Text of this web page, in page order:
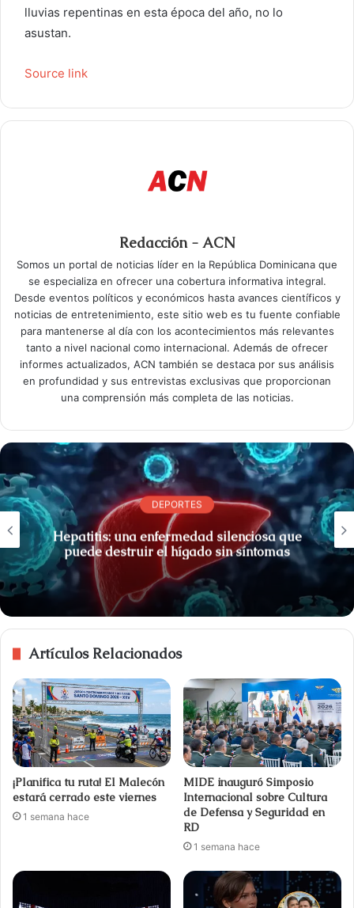
lluvias repentinas en esta época del año, no lo
asustan.
Source link
Redacción - ACN
Somos un portal de noticias líder en la República Dominicana que
se especializa en ofrecer una cobertura informativa integral.
Desde eventos políticos y económicos hasta avances científicos y
noticias de entretenimiento, este sitio web es tu fuente confiable
para mantenerse al día con los acontecimientos más relevantes
tanto a nivel nacional como internacional. Además de ofrecer
informes actualizados, ACN también se destaca por sus análisis
en profundidad y sus entrevistas exclusivas que proporcionan
una comprensión más completa de las noticias.
DEPORTES
Hepatitis: una enfermedad silenciosa que
puede destruir el hígado sin síntomas
Artículos Relacionados
¡Planifica tu ruta! El Malecón
estará cerrado este viernes
1 semana hace
MIDE inauguró Simposio
Internacional sobre Cultura
de Defensa y Seguridad en
RD
1 semana hace